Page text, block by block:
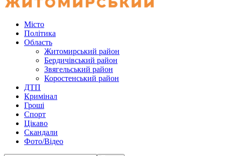
Місто
Політика
Область
Житомирський район
Бердичівський район
Звягельський район
Коростенський район
ДТП
Кримінал
Гроші
Спорт
Цікаво
Скандали
Фото/Відео